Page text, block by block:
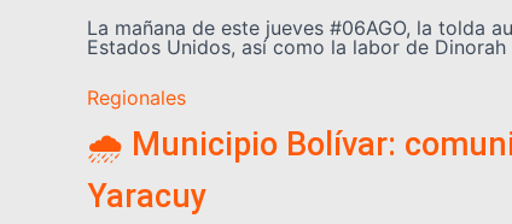
La mañana de este jueves #06AGO, la tolda
Estados Unidos, así como la labor de
Regionales
🌧️ Municipio Bolívar:
Yaracuy